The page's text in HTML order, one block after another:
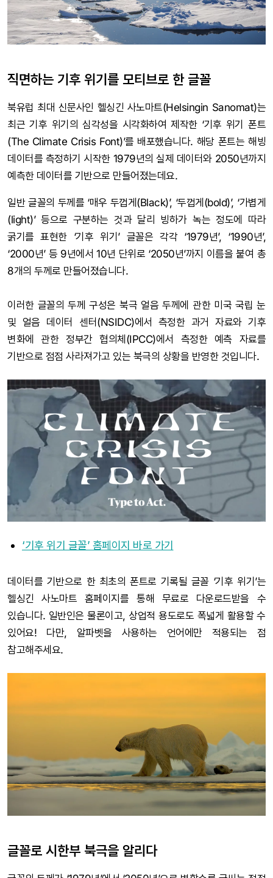
직면하는 기후 위기를 모티브로 한 글꼴
북유럽 최대 신문사인 헬싱긴 사노마트(Helsingin Sanomat)는
최근 기후 위기의 심각성을 시각화하여 제작한 ‘기후 위기 폰트
(The Climate Crisis Font)’를 배포했습니다. 해당 폰트는 해빙
데이터를 측정하기 시작한 1979년의 실제 데이터와 2050년까지
예측한 데이터를 기반으로 만들어졌는데요.
일반 글꼴의 두께를 ‘매우 두껍게(Black)’, ‘두껍게(bold)’, ‘가볍게
(light)’ 등으로 구분하는 것과 달리 빙하가 녹는 정도에 따라
굵기를 표현한 ‘기후 위기’ 글꼴은 각각 ‘1979년’, ‘1990년’,
‘2000년’ 등 9년에서 10년 단위로 ‘2050년’까지 이름을 붙여 총
8개의 두께로 만들어졌습니다.
이러한 글꼴의 두께 구성은 북극 얼음 두께에 관한 미국 국립 눈
및 얼음 데이터 센터(NSIDC)에서 측정한 과거 자료와 기후
변화에 관한 정부간 협의체(IPCC)에서 측정한 예측 자료를
기반으로 점점 사라져가고 있는 북극의 상황을 반영한 것입니다.
‘기후 위기 글꼴’ 홈페이지 바로 가기
데이터를 기반으로 한 최초의 폰트로 기록될 글꼴 ‘기후 위기’는
헬싱긴 사노마트 홈페이지를 통해 무료로 다운로드받을 수
있습니다. 일반인은 물론이고, 상업적 용도로도 폭넓게 활용할 수
있어요! 다만, 알파벳을 사용하는 언어에만 적용되는 점
참고해주세요.
글꼴로 시한부 북극을 알리다